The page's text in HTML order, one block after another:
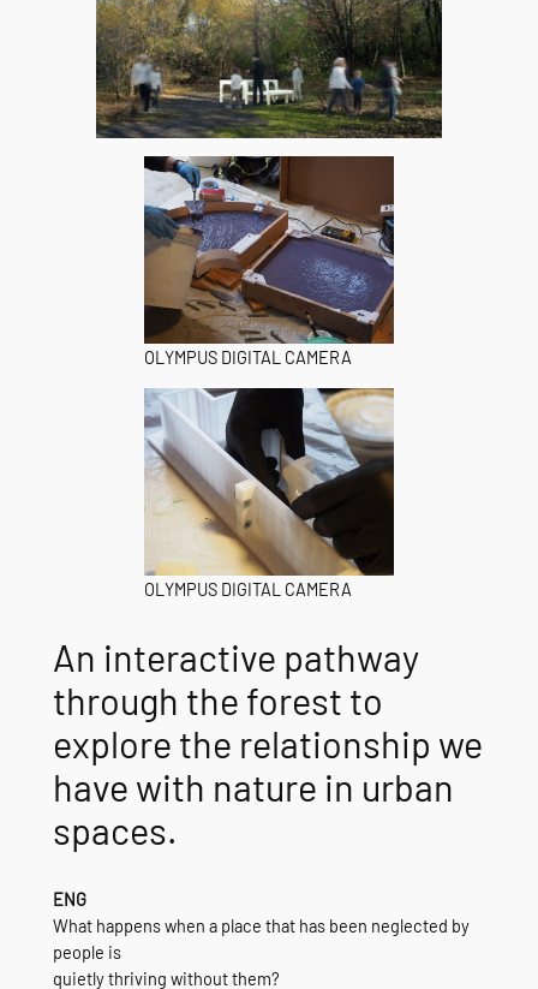
OLYMPUS DIGITAL CAMERA
OLYMPUS DIGITAL CAMERA
An interactive pathway
through the forest to
explore the relationship we
have with nature in urban
spaces.
ENG
What happens when a place that has been neglected by
people is
quietly thriving without them?